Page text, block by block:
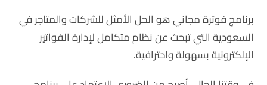
برنامج فوترة مجاني هو الحل الأمثل للشركات والمتاجر في
السعودية التي تبحث عن نظام متكامل لإدارة الفواتير
الإلكترونية بسهولة واحترافية.